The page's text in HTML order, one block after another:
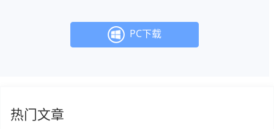
PC下载
热门文章